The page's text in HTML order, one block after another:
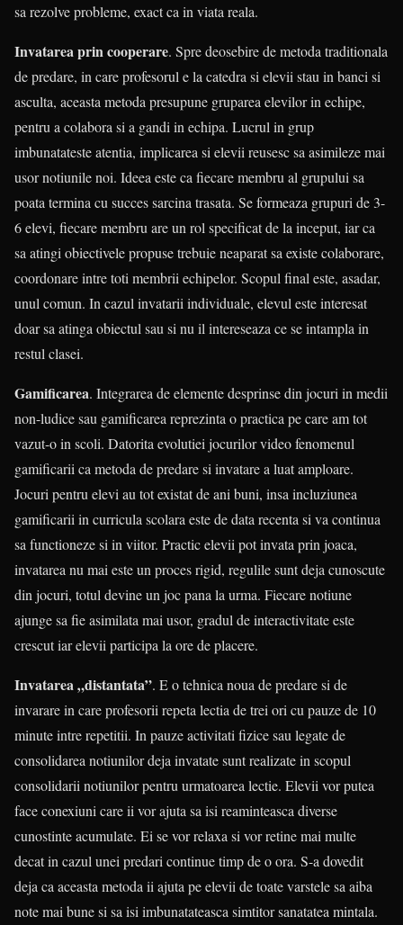
sa rezolve probleme, exact ca in viata reala.
Invatarea prin cooperare. Spre deosebire de metoda traditionala
de predare, in care profesorul e la catedra si elevii stau in banci si
asculta, aceasta metoda presupune gruparea elevilor in echipe,
pentru a colabora si a gandi in echipa. Lucrul in grup
imbunatateste atentia, implicarea si elevii reusesc sa asimileze mai
usor notiunile noi. Ideea este ca fiecare membru al grupului sa
poata termina cu succes sarcina trasata. Se formeaza grupuri de 3-
6 elevi, fiecare membru are un rol specificat de la inceput, iar ca
sa atingi obiectivele propuse trebuie neaparat sa existe colaborare,
coordonare intre toti membrii echipelor. Scopul final este, asadar,
unul comun. In cazul invatarii individuale, elevul este interesat
doar sa atinga obiectul sau si nu il intereseaza ce se intampla in
restul clasei.
Gamificarea. Integrarea de elemente desprinse din jocuri in medii
non-ludice sau gamificarea reprezinta o practica pe care am tot
vazut-o in scoli. Datorita evolutiei jocurilor video fenomenul
gamificarii ca metoda de predare si invatare a luat amploare.
Jocuri pentru elevi au tot existat de ani buni, insa incluziunea
gamificarii in curricula scolara este de data recenta si va continua
sa functioneze si in viitor. Practic elevii pot invata prin joaca,
invatarea nu mai este un proces rigid, regulile sunt deja cunoscute
din jocuri, totul devine un joc pana la urma. Fiecare notiune
ajunge sa fie asimilata mai usor, gradul de interactivitate este
crescut iar elevii participa la ore de placere.
Invatarea „distantata”. E o tehnica noua de predare si de
invarare in care profesorii repeta lectia de trei ori cu pauze de 10
minute intre repetitii. In pauze activitati fizice sau legate de
consolidarea notiunilor deja invatate sunt realizate in scopul
consolidarii notiunilor pentru urmatoarea lectie. Elevii vor putea
face conexiuni care ii vor ajuta sa isi reaminteasca diverse
cunostinte acumulate. Ei se vor relaxa si vor retine mai multe
decat in cazul unei predari continue timp de o ora. S-a dovedit
deja ca aceasta metoda ii ajuta pe elevii de toate varstele sa aiba
note mai bune si sa isi imbunatateasca simtitor sanatatea mintala.